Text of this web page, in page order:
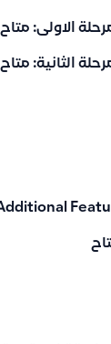
الاولى: متاح
الثانية: متاح